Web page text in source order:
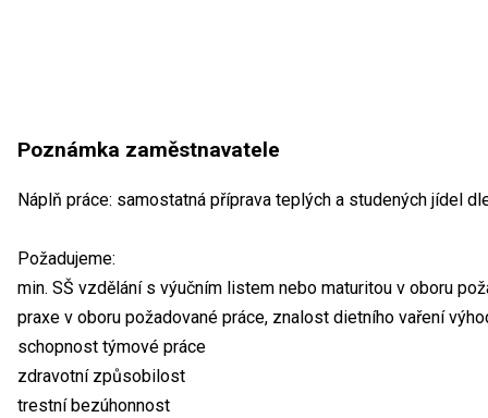
Poznámka zaměstnavatele
Náplň práce: samostatná příprava teplých a studených jídel
Požadujeme:
min. SŠ vzdělání s výučním listem nebo maturitou v oboru
praxe v oboru požadované práce, znalost dietního vaření
schopnost týmové práce
zdravotní způsobilost
trestní bezúhonnost